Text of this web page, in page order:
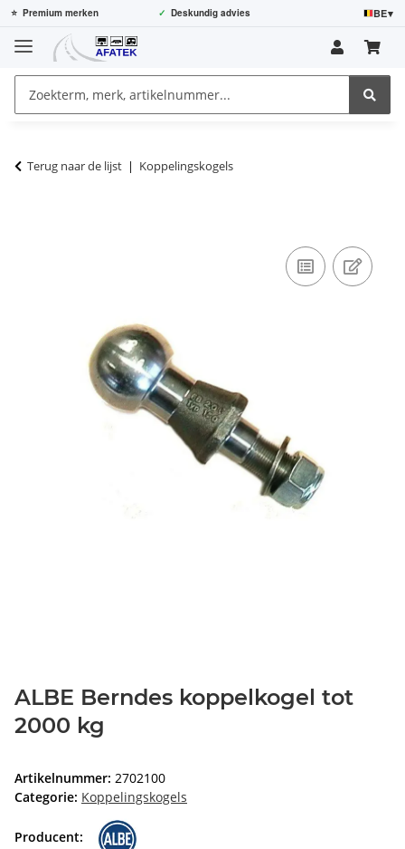
⭐ Premium merken ✓ Deskundig advies BE▾
Terug naar de lijst Koppelingskogels
ALBE Berndes koppelkogel tot
2000 kg
Artikelnummer: 2702100
Categorie: Koppelingskogels
Producent: